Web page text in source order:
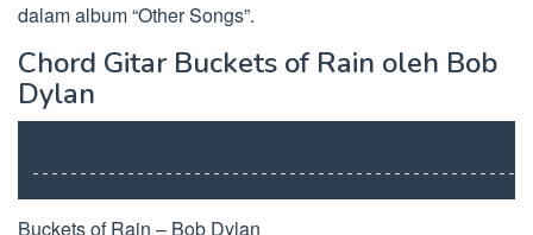
dalam album “Other Songs”.
Chord Gitar Buckets of Rain oleh Bob
Dylan
Buckets of Rain – Bob Dylan